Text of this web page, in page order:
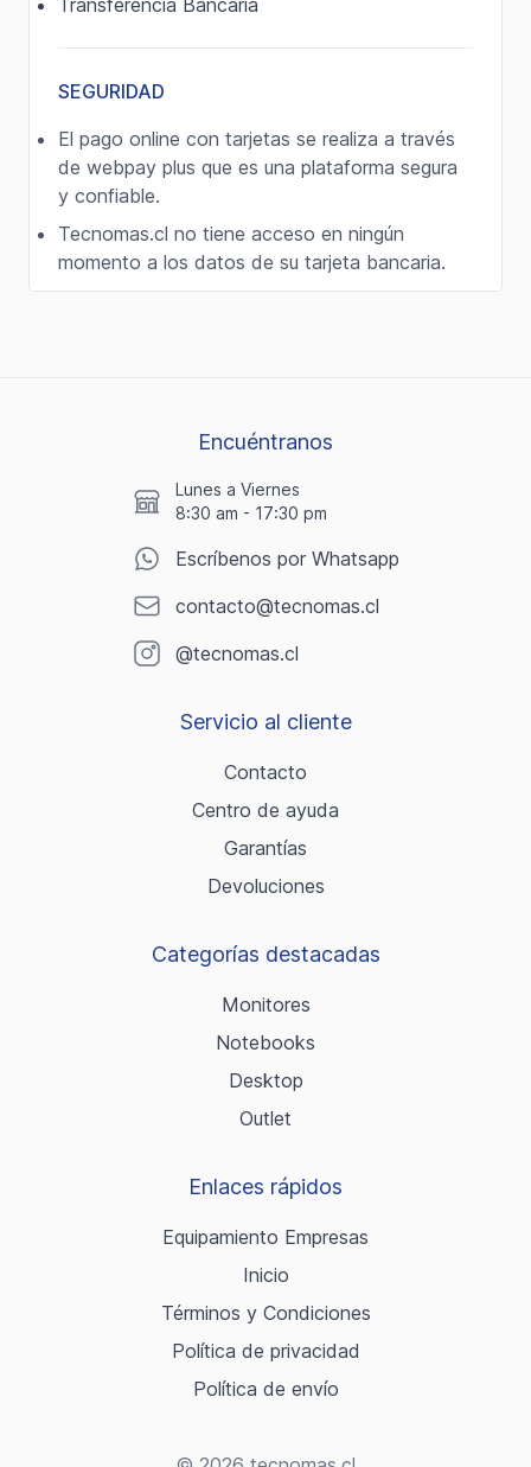
SEGURIDAD
El pago online con tarjetas se realiza a través
de webpay plus que es una plataforma segura
y confiable.
Tecnomas.cl no tiene acceso en ningún
momento a los datos de su tarjeta bancaria.
Encuéntranos
Lunes a Viernes
8:30 am - 17:30 pm
Escríbenos por Whatsapp
contacto@tecnomas.cl
@tecnomas.cl
Servicio al cliente
Contacto
Centro de ayuda
Garantías
Devoluciones
Categorías destacadas
Monitores
Notebooks
Desktop
Outlet
Enlaces rápidos
Equipamiento Empresas
Inicio
Términos y Condiciones
Política de privacidad
Política de envío